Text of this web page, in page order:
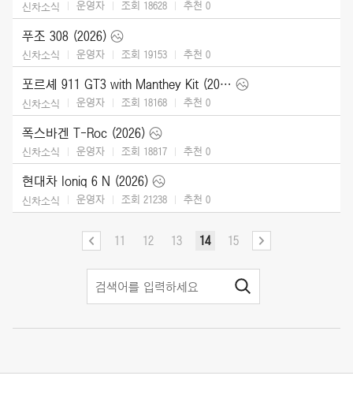
신차소식 운영자 조회 18628 추천 0
푸조 308 (2026)
신차소식 운영자 조회 19153 추천 0
포르셰 911 GT3 with Manthey Kit (2026)
신차소식 운영자 조회 18168 추천 0
폭스바겐 T-Roc (2026)
신차소식 운영자 조회 18817 추천 0
현대차 Ioniq 6 N (2026)
신차소식 운영자 조회 21238 추천 0
11 12 13 14 15